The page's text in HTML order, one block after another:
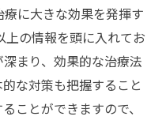
に大きな効果を発揮す
上の情報を頭に入れてお
まり、効果的な治療法
な対策も把握すること
ことができますので、